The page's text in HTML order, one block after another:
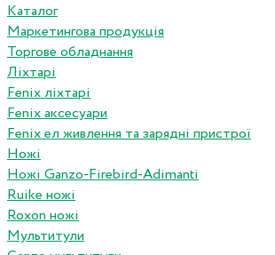
Каталог
Маркетингова продукція
Торгове обладнання
Ліхтарі
Fenix ліхтарі
Fenix аксесуари
Fenix ел живлення та зарядні пристрої
Ножі
Ножі Ganzo-Firebird-Adimanti
Ruike ножі
Roxon ножi
Мультитули